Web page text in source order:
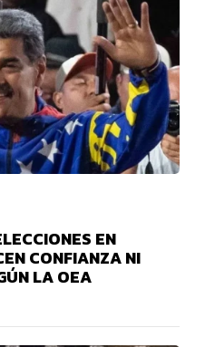
EN
CONFIANZA NI
LA OEA